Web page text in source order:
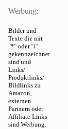
Werbung:
Bilder und
Texte die mit
"*" oder "i"
gekennzeichnet
sind und
Links/
Produktlinks/
Bildlinks zu
Amazon,
externen
Partnern oder
Affiliate-Links
sind Werbung.